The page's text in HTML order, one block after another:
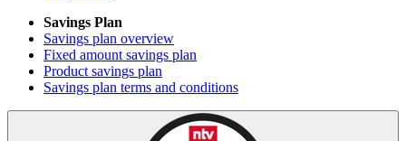
Savings Plan
Savings plan overview
Fixed amount savings plan
Product savings plan
Savings plan terms and conditions